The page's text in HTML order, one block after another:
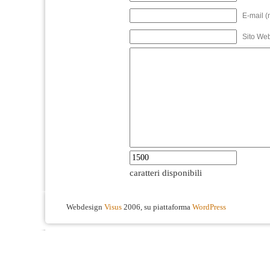
E-mail
Sito
caratteri disponibili
Webdesign Visus 2006, su piattaforma WordPress